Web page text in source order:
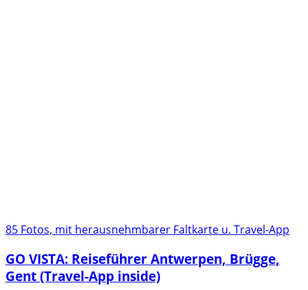
85 Fotos, mit herausnehmbarer Faltkarte u. Travel-App
GO VISTA: Reiseführer Antwerpen, Brügge,
Gent (Travel-App inside)